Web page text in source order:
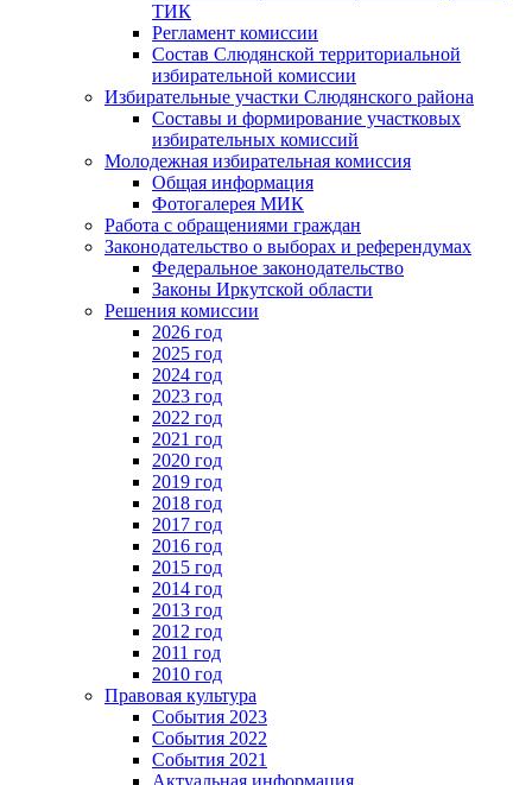
ТИК
Регламент комиссии
Состав Слюдянской территориальной
избирательной комиссии
Избирательные участки Слюдянского района
Составы и формирование участковых
избирательных комиссий
Молодежная избирательная комиссия
Общая информация
Фотогалерея МИК
Работа с обращениями граждан
Законодательство о выборах и референдумах
Федеральное законодательство
Законы Иркутской области
Решения комиссии
2026 год
2025 год
2024 год
2023 год
2022 год
2021 год
2020 год
2019 год
2018 год
2017 год
2016 год
2015 год
2014 год
2013 год
2012 год
2011 год
2010 год
Правовая культура
События 2023
События 2022
События 2021
Актуальная информация